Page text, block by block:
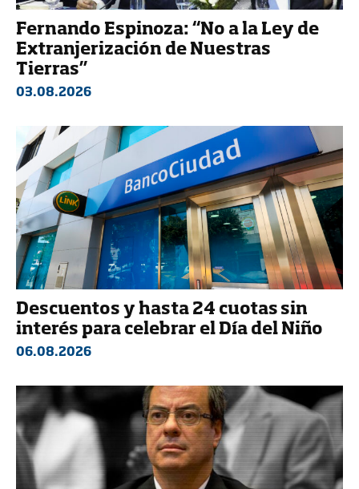
Fernando Espinoza: “No a la Ley de
Extranjerización de Nuestras
Tierras”
03.08.2026
Descuentos y hasta 24 cuotas sin
interés para celebrar el Día del Niño
06.08.2026